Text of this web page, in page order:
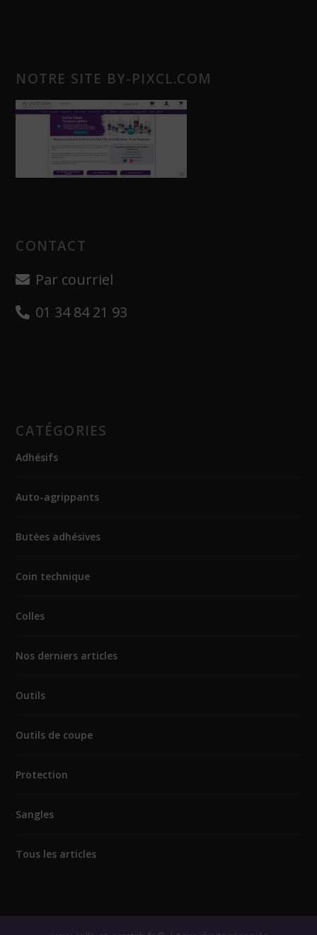
NOTRE SITE BY-PIXCL.COM
CONTACT
Par courriel
01 34 84 21 93
CATÉGORIES
Adhésifs
Auto-agrippants
Butées adhésives
Coin technique
Colles
Nos derniers articles
Outils
Outils de coupe
Protection
Sangles
Tous les articles